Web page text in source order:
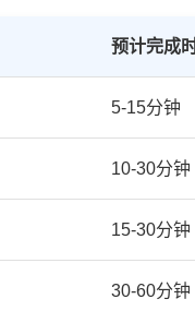
预计完成
5-15分钟
10-30分钟
15-30分钟
30-60分钟